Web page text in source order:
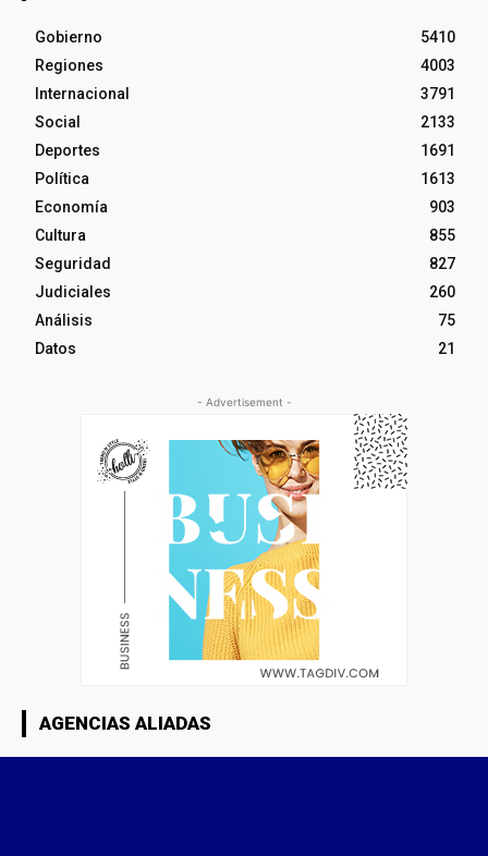
Gobierno
5410
Regiones
4003
Internacional
3791
Social
2133
Deportes
1691
Política
1613
Economía
903
Cultura
855
Seguridad
827
Judiciales
260
Análisis
75
Datos
21
- Advertisement -
AGENCIAS ALIADAS